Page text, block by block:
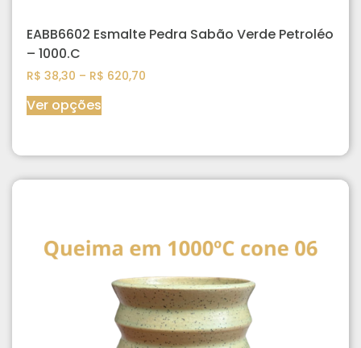
EABB6602 Esmalte Pedra Sabão Verde Petroléo
– 1000.C
R$ 38,30 – R$ 620,70
Ver opções